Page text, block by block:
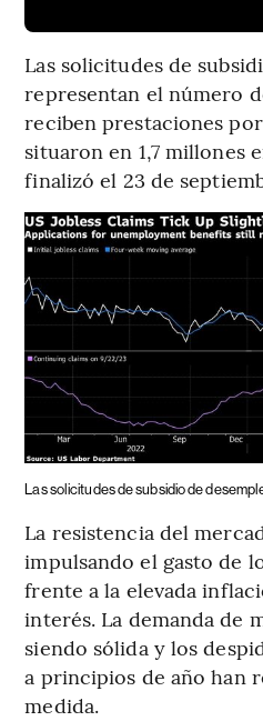
Las solicitudes de
representan el número
reciben prestaciones
situaron en 1,7 millones
finalizó el 23 de
Las solicitudes de subsidio de
La resistencia del
impulsando el gasto de
frente a la elevada
interés. La demanda de
siendo sólida y los
a principios de año han
medida.